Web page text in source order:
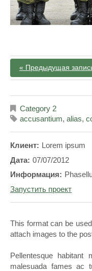
« Предыдущая
Category 2
accusantium, alias,
Клиент: Lorem ipsum
Дата: 07/07/2012
Информация:
Запустить проект
This format can be
attach images to the
Pellentesque
malesuada fames ac